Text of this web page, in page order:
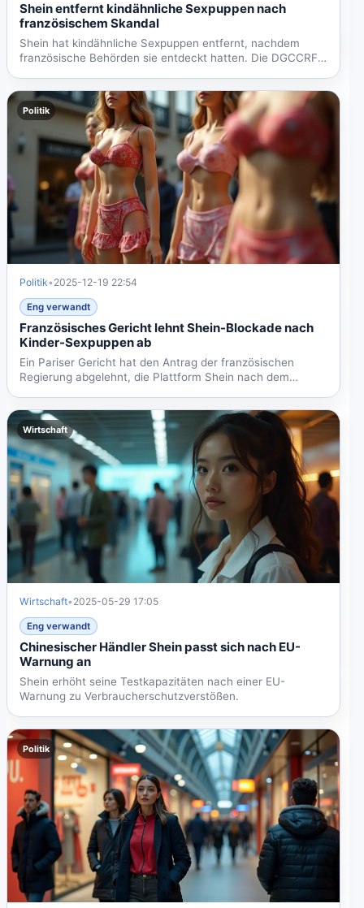
Shein entfernt kindähnliche Sexpuppen nach
französischem Skandal
Shein hat kindähnliche Sexpuppen entfernt, nachdem
französische Behörden sie entdeckt hatten. Die DGCCRF
Politik
Politik• 2025-12-19 22:54
Eng verwandt
Französisches Gericht lehnt Shein-Blockade nach
Kinder-Sexpuppen ab
Ein Pariser Gericht hat den Antrag der französischen
Regierung abgelehnt, die Plattform Shein nach dem
Wirtschaft
Wirtschaft• 2025-05-29 17:05
Eng verwandt
Chinesischer Händler Shein passt sich nach EU-
Warnung an
Shein erhöht seine Testkapazitäten nach einer EU-
Warnung zu Verbraucherschutzverstößen.
Politik